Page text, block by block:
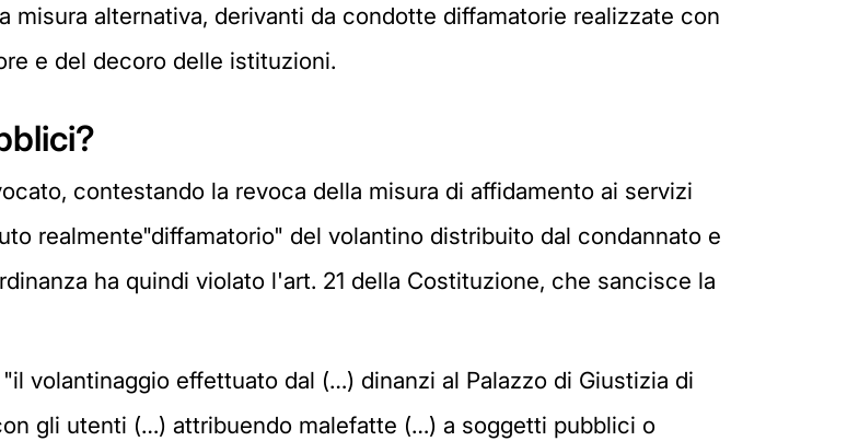
alternativa, derivanti da condotte diffamatorie realizzate con
e del decoro delle istituzioni.
contestando la revoca della misura di affidamento ai servizi
realmente"diffamatorio" del volantino distribuito dal condannato e
ha quindi violato l'art. 21 della Costituzione, che sancisce la
volantinaggio effettuato dal (…) dinanzi al Palazzo di Giustizia di
gli utenti (…) attribuendo malefatte (…) a soggetti pubblici o